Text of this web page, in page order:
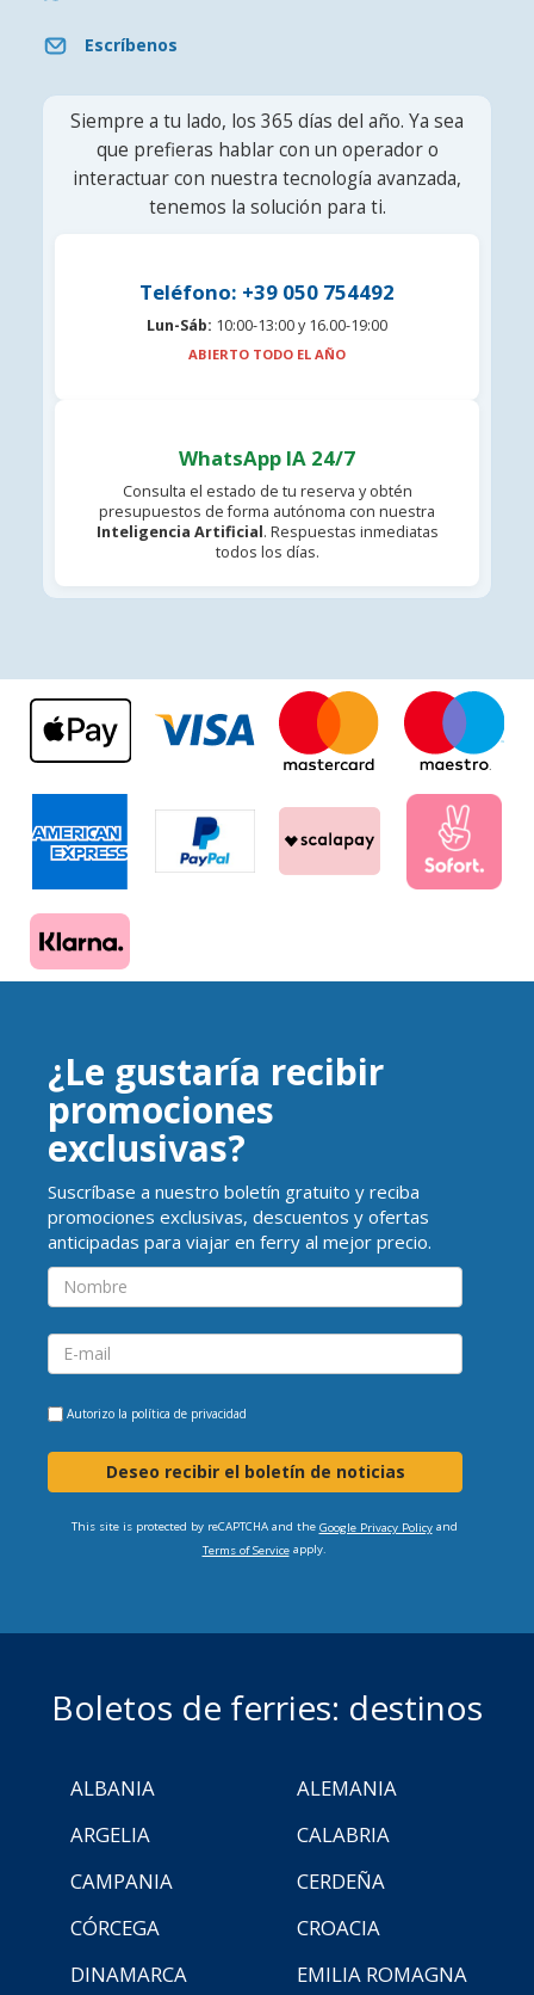
Escríbenos
Siempre a tu lado, los 365 días del año. Ya sea
que prefieras hablar con un operador o
interactuar con nuestra tecnología avanzada,
tenemos la solución para ti.
Teléfono: +39 050 754492
Lun-Sáb: 10:00-13:00 y 16.00-19:00
ABIERTO TODO EL AÑO
WhatsApp IA 24/7
Consulta el estado de tu reserva y obtén
presupuestos de forma autónoma con nuestra
Inteligencia Artificial. Respuestas inmediatas
todos los días.
¿Le gustaría recibir
promociones
exclusivas?
Suscríbase a nuestro boletín gratuito y reciba
promociones exclusivas, descuentos y ofertas
anticipadas para viajar en ferry al mejor precio.
Autorizo la política de privacidad
Deseo recibir el boletín de noticias
This site is protected by reCAPTCHA and the Google Privacy Policyand
Terms of Serviceapply.
Boletos de ferries: destinos
ALBANIA
ALEMANIA
ARGELIA
CALABRIA
CAMPANIA
CERDEÑA
CÓRCEGA
CROACIA
DINAMARCA
EMILIA ROMAGNA